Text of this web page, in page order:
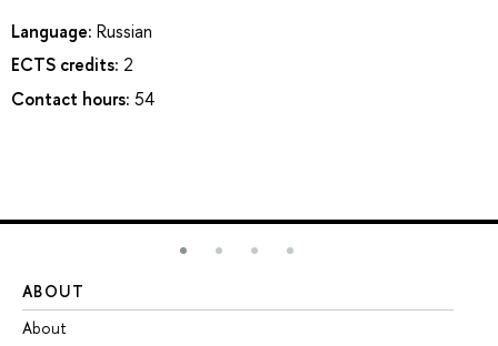
Language: Russian
ECTS credits: 2
Contact hours: 54
ABOUT
About